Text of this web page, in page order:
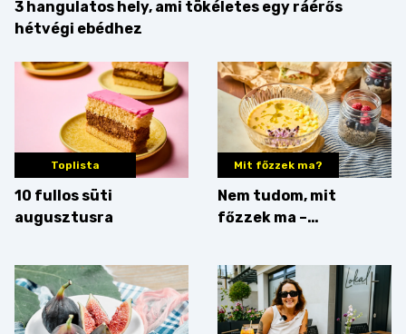
3 hangulatos hely, ami tökéletes egy ráérős
hétvégi ebédhez
Toplista
10 fullos süti
augusztusra
Mit főzzek ma?
Nem tudom, mit
főzzek ma –